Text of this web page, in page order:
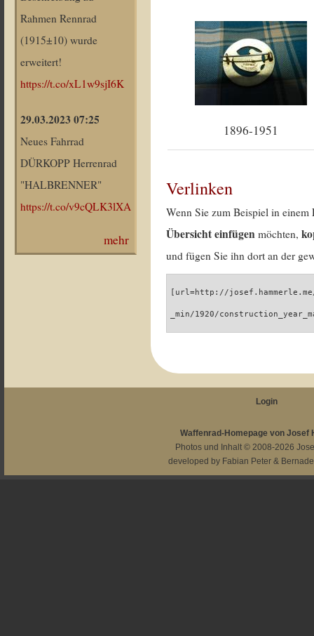
Rahmen Rennrad
(1915±10) wurde
erweitert!
https://t.co/xL1w9sjI6K
29.03.2023 07:25
Neues Fahrrad
DÜRKOPP Herrenrad
"HALBRENNER"
https://t.co/v9cQLK3lXA
mehr
1896-1951
Verlinken
Wenn Sie zum Beispiel in
Übersicht einfügen möchten,
und fügen Sie ihn dort an der
[url=http://
_min/1920/
Login
Waffenrad-Homepage von Josef
Photos und Inhalt © 2008-2026
developed by Fabian Peter &